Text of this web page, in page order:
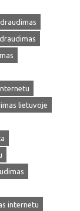
lietuvoje
internetu